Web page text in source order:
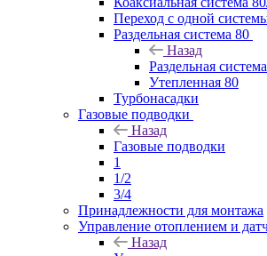
Переход с одной
Раздельная система 80
Назад
Раздельная
Утепленная 80
Турбонасадки
Газовые подводки
Назад
Газовые подводки
1
1/2
3/4
Принадлежности для монтажа
Управление отоплением и
Назад